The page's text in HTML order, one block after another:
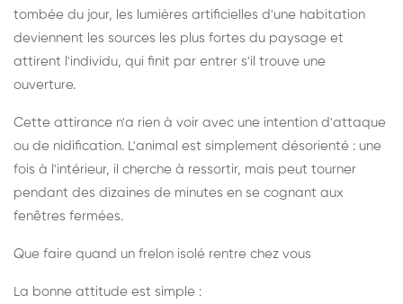
tombée du jour, les lumières artificielles d'une habitation
deviennent les sources les plus fortes du paysage et
attirent l'individu, qui finit par entrer s'il trouve une
ouverture.
Cette attirance n'a rien à voir avec une intention d'attaque
ou de nidification. L'animal est simplement désorienté : une
fois à l'intérieur, il cherche à ressortir, mais peut tourner
pendant des dizaines de minutes en se cognant aux
fenêtres fermées.
Que faire quand un frelon isolé rentre chez vous
La bonne attitude est simple :